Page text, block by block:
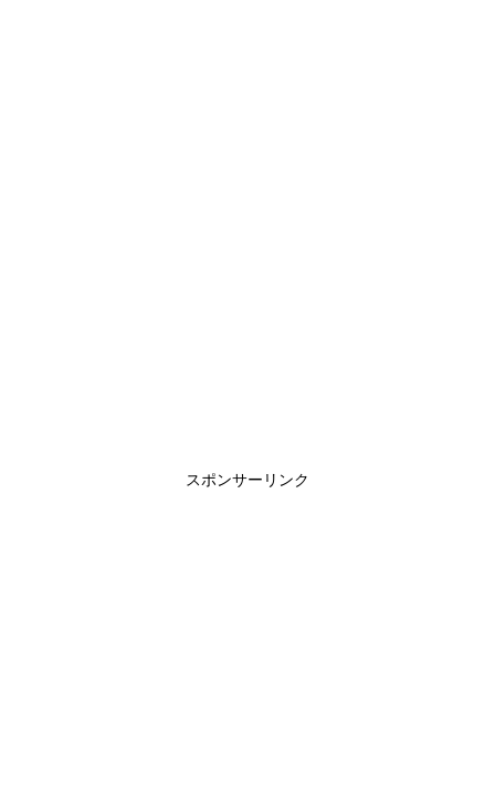
スポンサーリンク